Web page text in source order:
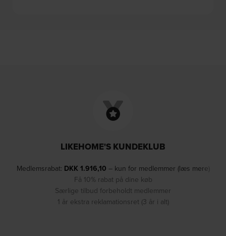
LIKEHOME'S KUNDEKLUB
Medlemsrabat: DKK1.916,10 – kun for medlemmer (læs mere)
Få 10% rabat på dine køb
Særlige tilbud forbeholdt medlemmer
1 år ekstra reklamationsret (3 år i alt)